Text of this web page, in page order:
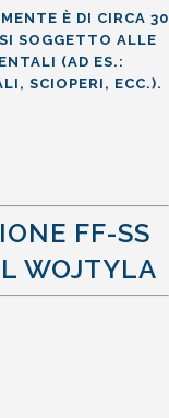
È DI CIRCA 30
SOGGETTO ALLE
(AD ES.:
SCIOPERI, ECC.).
FF-SS
WOJTYLA